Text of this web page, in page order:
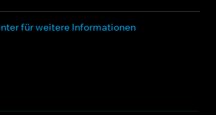
für weitere Informationen